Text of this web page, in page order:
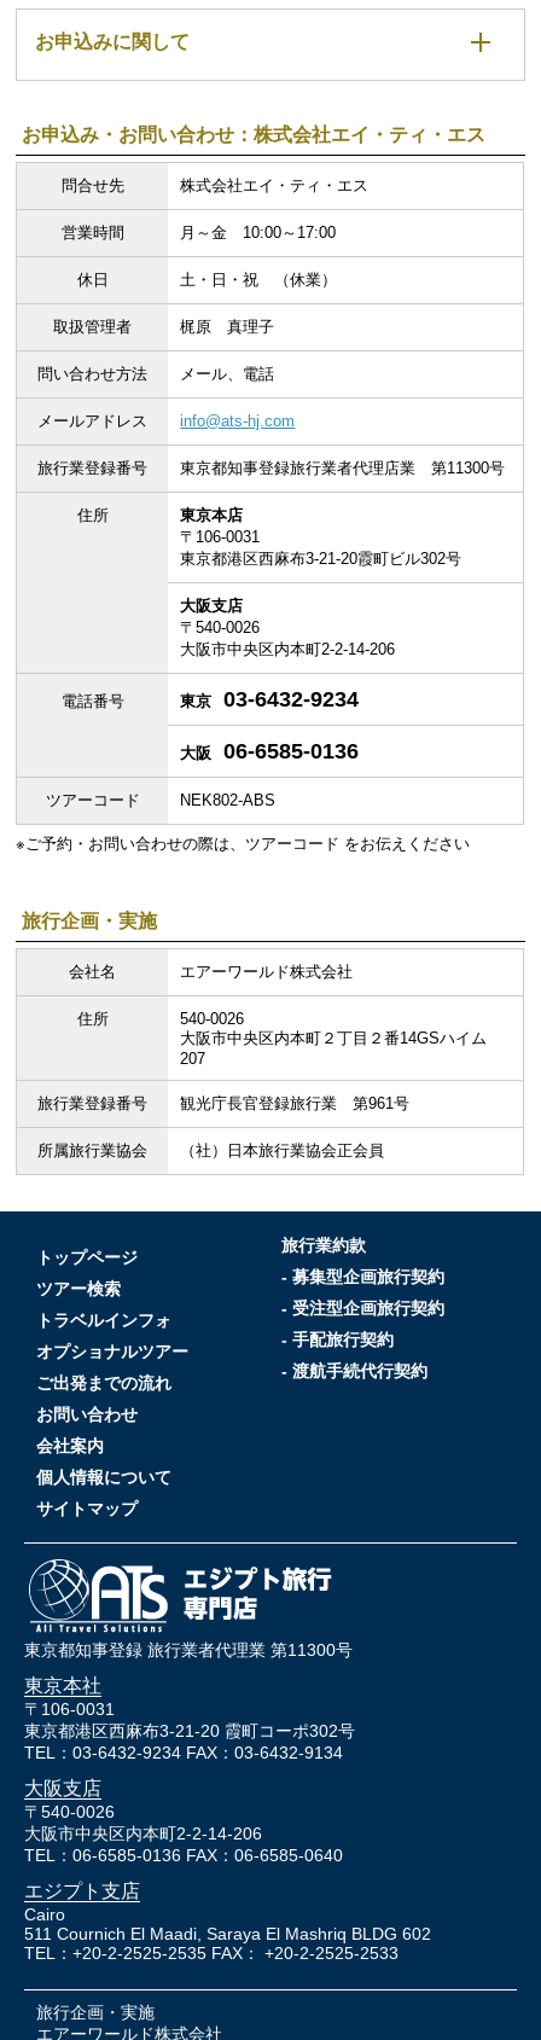
お申込みに関して
お申込み・お問い合わせ：株式会社エイ・ティ・エス
問合せ先 株式会社エイ・ティ・エス
営業時間 月～金 10:00～17:00
休日 土・日・祝 （休業）
取扱管理者 梶原 真理子
問い合わせ方法 メール、電話
メールアドレス info@ats-hj.com
旅行業登録番号 東京都知事登録旅行業者代理店業 第11300号
住所
東京本店
〒106-0031
東京都港区西麻布3-21-20霞町ビル302号
大阪支店
〒540-0026
大阪市中央区内本町2-2-14-206
電話番号 東京 03-6432-9234
大阪 06-6585-0136
ツアーコード NEK802-ABS
※ご予約・お問い合わせの際は、ツアーコード をお伝えください
旅行企画・実施
会社名 エアーワールド株式会社
住所
540-0026
大阪市中央区内本町２丁目２番14GSハイム
207
旅行業登録番号 観光庁長官登録旅行業 第961号
所属旅行業協会 （社）日本旅行業協会正会員
トップページ
ツアー検索
トラベルインフォ
オプショナルツアー
ご出発までの流れ
お問い合わせ
会社案内
個人情報について
サイトマップ
旅行業約款
- 募集型企画旅行契約
- 受注型企画旅行契約
- 手配旅行契約
- 渡航手続代行契約
東京都知事登録 旅行業者代理業 第11300号
東京本社
〒106-0031
東京都港区西麻布3-21-20 霞町コーポ302号
TEL：03-6432-9234 FAX：03-6432-9134
大阪支店
〒540-0026
大阪市中央区内本町2-2-14-206
TEL：06-6585-0136 FAX：06-6585-0640
エジプト支店
Cairo
511 Cournich El Maadi, Saraya El Mashriq BLDG 602
TEL：+20-2-2525-2535 FAX： +20-2-2525-2533
旅行企画・実施
エアーワールド株式会社